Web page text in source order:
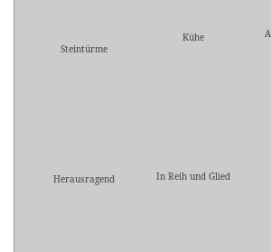
Steintürme
Kühe
Herausragend In Reih und Glied